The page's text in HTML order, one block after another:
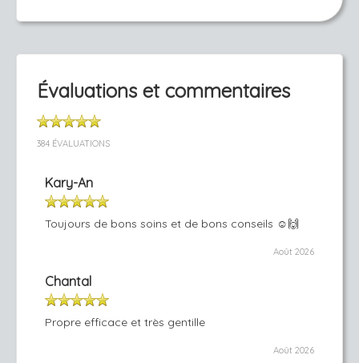
Évaluations et commentaires
384 ÉVALUATIONS
Kary-An
Toujours de bons soins et de bons conseils ☺️🙌
Août 2026
Chantal
Propre efficace et très gentille
Août 2026